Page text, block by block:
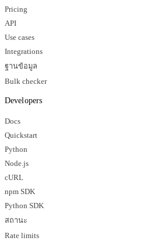
Pricing
API
Use cases
Integrations
ฐานข้อมูล
Bulk checker
Developers
Docs
Quickstart
Python
Node.js
cURL
npm SDK
Python SDK
สถานะ
Rate limits